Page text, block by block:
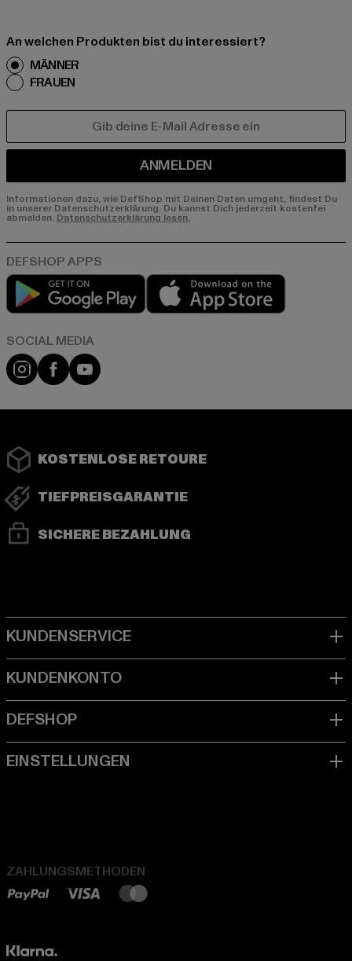
An welchen Produkten bist du interessiert?
MÄNNER
FRAUEN
ANMELDEN
Informationen dazu, wie DefShop mit Deinen Daten umgeht, findest Du
in unserer Datenschutzerklärung. Du kannst Dich jederzeit kostenfei
abmelden. Datenschutzerklärung lesen.
Play market
Instagram
FacebookYouTube
KOSTENLOSE RETOURE
TIEFPREISGARANTIE
SICHERE BEZAHLUNG
ZAHLUNGSMETHODEN